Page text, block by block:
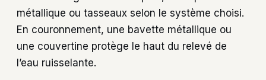
métallique ou tasseaux selon le système choisi.
En couronnement, une bavette métallique ou
une couvertine protège le haut du relevé de
l’eau ruisselante.